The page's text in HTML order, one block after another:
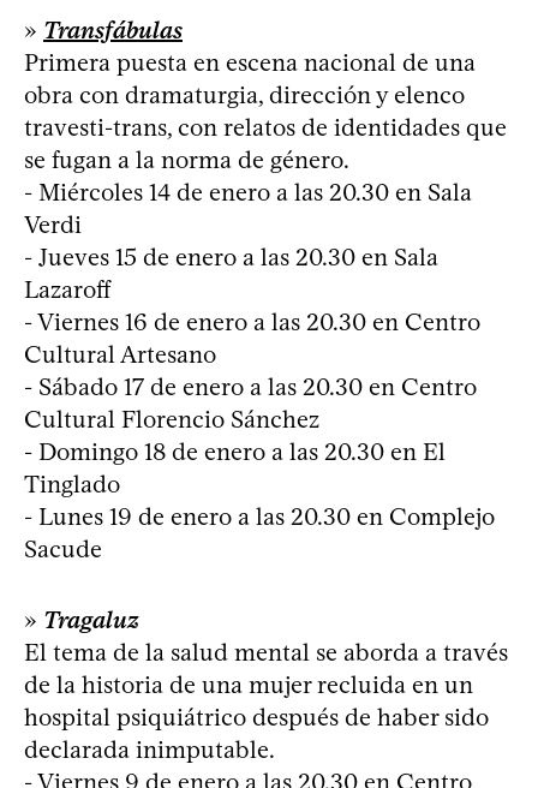
» Transfábulas
Primera puesta en escena nacional de una
obra con dramaturgia, dirección y elenco
travesti-trans, con relatos de identidades que
se fugan a la norma de género.
- Miércoles 14 de enero a las 20.30 en Sala
Verdi
- Jueves 15 de enero a las 20.30 en Sala
Lazaroff
- Viernes 16 de enero a las 20.30 en Centro
Cultural Artesano
- Sábado 17 de enero a las 20.30 en Centro
Cultural Florencio Sánchez
- Domingo 18 de enero a las 20.30 en El
Tinglado
- Lunes 19 de enero a las 20.30 en Complejo
Sacude
» Tragaluz
El tema de la salud mental se aborda a través
de la historia de una mujer recluida en un
hospital psiquiátrico después de haber sido
declarada inimputable.
- Viernes 9 de enero a las 20.30 en Centro